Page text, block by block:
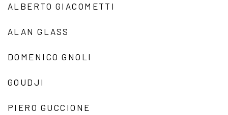
ALBERTO GIACOMETTI
ALAN GLASS
DOMENICO GNOLI
GOUDJI
PIERO GUCCIONE